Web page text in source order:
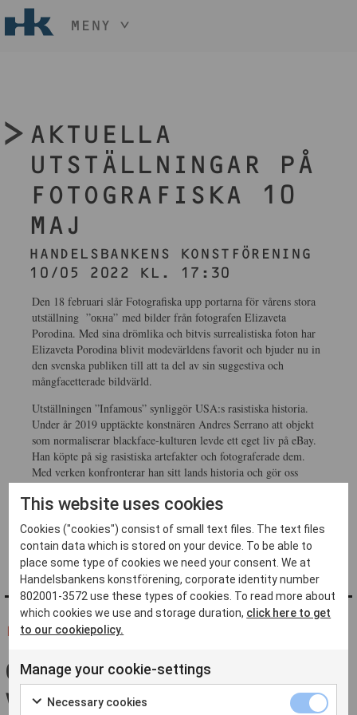
MENY
KONSTHANTVERK & DESIGN
EVENEMANG
MEDLEM
BLI MEDLEM
AKTUELLA
UTSTÄLLNINGAR PÅ
FOTOGRAFISKA 10
MAJ
HANDELSBANKENS KONSTFÖRENING
10/05 2022 KL. 17:30
Den 18 februari slår Fotografiska upp portarna för vårens stora
utställning ”окна” med bilder från fotografen Elizaveta
Porodina. Med sina drömlika och bitvis surrealistiska foton har
Elizaveta Porodina blivit modevärldens favorit och bjuder nu in
den svenska publiken till att ta del av sin suggestiva och
mångfacetterade bildvärld.
Utställningen ”Infamous” synliggör USA:s rasistiska historia.
Under år 2019 upptäckte konstnären Andres Serrano att objekt
som normaliserar blackface-kulturen levde ett eget liv på eBay.
Han köpte på sig rasistiska artefakter och fotograferade dem.
Med verken konfronterar han sitt lands historia och gör oss
olika former.
Det finns inga platser kvar till detta event.
FLER FRÅN ''
GRATTIS ALLA
VINNARE!
This website uses cookies
Cookies ("cookies") consist of small text files. The text files
contain data which is stored on your device. To be able to
place some type of cookies we need your consent. We at
Handelsbankens konstförening, corporate identity number
802001-3572 use these types of cookies. To read more about
which cookies we use and storage duration, click here to get
to our cookiepolicy.
Manage your cookie-settings
Necessary cookies